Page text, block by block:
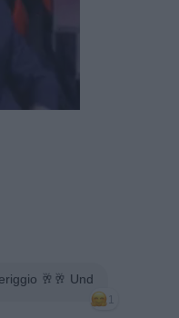
🥂🥂 Und
1